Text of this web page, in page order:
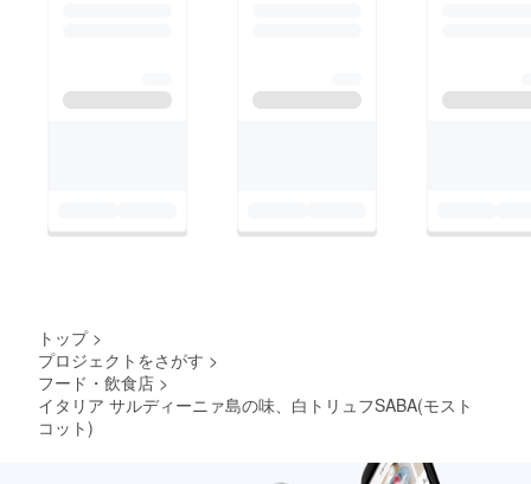
トップ >
プロジェクトをさがす >
フード・飲食店 >
イタリア サルディーニァ島の味、白トリュフSABA(モスト
コット)